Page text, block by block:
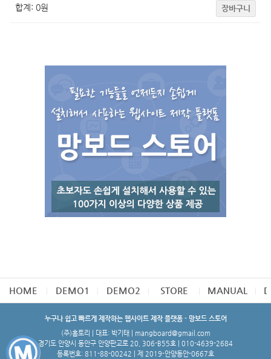
합계: 0원 장바구니
HOME DEMO1 DEMO2 STORE MANUAL
누구나 쉽고 빠르게 제작하는 웹사이트 제작 플랫폼 - 망보드 스토어
(주)홈토리 | 대표: 박기태 | mangboard@gmail.com
경기도 안양시 동안구 안양판교로 20, 306-B55호 | 010-4639-2684
등록번호: 811-88-00242 | 제 2019-안양동안-0667호